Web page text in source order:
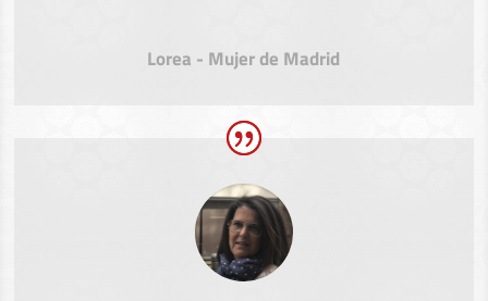
Lorea - Mujer de Madrid